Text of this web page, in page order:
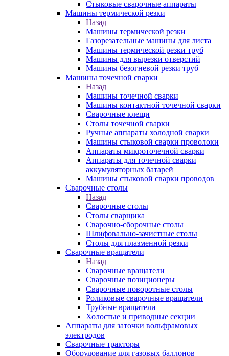
Стыковые сварочные аппараты
Машины термической резки
Назад
Машины термической резки
Газорезательные машины для листа
Машины термической резки труб
Машины для вырезки отверстий
Машины безогневой резки труб
Машины точечной сварки
Назад
Машины точечной сварки
Машины контактной точечной сварки
Сварочные клещи
Столы точечной сварки
Ручные аппараты холодной сварки
Машины стыковой сварки проволоки
Аппараты микроточечной сварки
Аппараты для точечной сварки
аккумуляторных батарей
Машины стыковой сварки проводов
Сварочные столы
Назад
Сварочные столы
Столы сварщика
Сварочно-сборочные столы
Шлифовально-зачистные столы
Столы для плазменной резки
Сварочные вращатели
Назад
Сварочные вращатели
Сварочные позиционеры
Сварочные поворотные столы
Роликовые сварочные вращатели
Трубные вращатели
Холостые и приводные секции
Аппараты для заточки вольфрамовых
электродов
Сварочные тракторы
Оборудование для газовых баллонов